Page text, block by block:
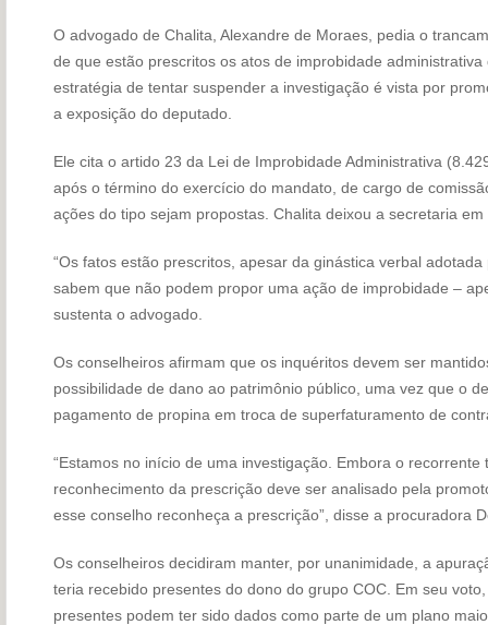
O advogado de Chalita, Alexandre de Moraes, pedia o
de que estão prescritos os atos de improbidade
estratégia de tentar suspender a investigação é vista por
a exposição do deputado.
Ele cita o artido 23 da Lei de Improbidade Administrativa
após o término do exercício do mandato, de cargo de
ações do tipo sejam propostas. Chalita deixou a secretaria
“Os fatos estão prescritos, apesar da ginástica verbal
sabem que não podem propor uma ação de improbidade –
sustenta o advogado.
Os conselheiros afirmam que os inquéritos devem ser
possibilidade de dano ao patrimônio público, uma vez que o
pagamento de propina em troca de superfaturamento de
“Estamos no início de uma investigação. Embora o
reconhecimento da prescrição deve ser analisado pela
esse conselho reconheça a prescrição”, disse a procuradora
Os conselheiros decidiram manter, por unanimidade, a
teria recebido presentes do dono do grupo COC. Em seu
presentes podem ter sido dados como parte de um plano